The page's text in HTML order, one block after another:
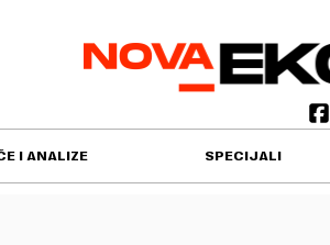
I ANALIZE SPECIJALI